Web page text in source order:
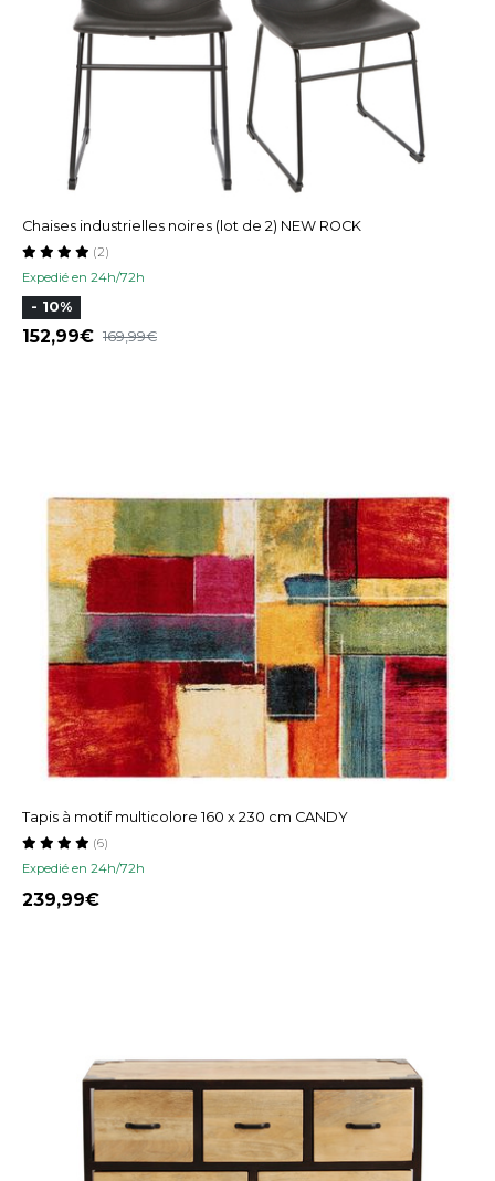
Chaises industrielles noires (lot de 2) NEW ROCK
Expedié en 24h/72h
(2)
- 10%
152,99 169,99
Tapis à motif multicolore 160 x 230 cm CANDY
Expedié en 24h/72h
(6)
239,99